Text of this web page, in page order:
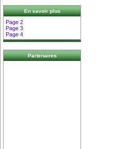
En savoir plus
Page 2
Page 3
Page 4
Partenaires